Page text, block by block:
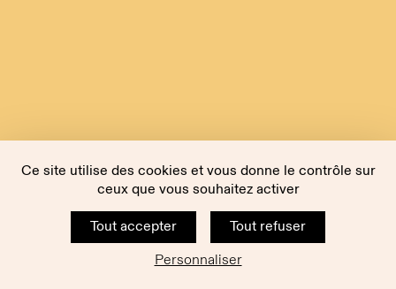
Ce site utilise des cookies et vous donne le contrôle sur
ceux que vous souhaitez activer
Tout accepter
Tout refuser
Personnaliser